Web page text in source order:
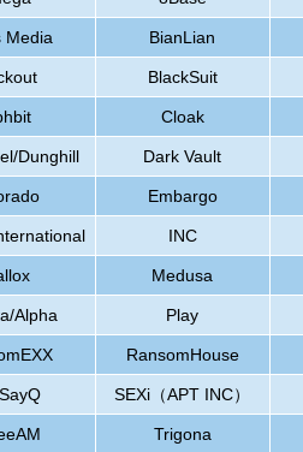
Media BianLian
BlackSuit
Cloak
Dunghill Dark Vault
Embargo
INC
Medusa
Alpha Play
RansomHouse
SEXi （APT INC）
Trigona